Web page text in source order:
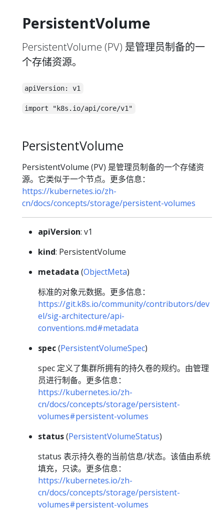
PersistentVolume
PersistentVolume (PV) 是管理员制备的一
个存储资源。
apiVersion: v1
import "k8s.io/api/core/v1"
PersistentVolume
PersistentVolume (PV) 是管理员制备的一个存储资
源。它类似于一个节点。更多信息：
https://kubernetes.io/zh-
cn/docs/concepts/storage/persistent-volumes
apiVersion: v1
kind: PersistentVolume
metadata (ObjectMeta)
标准的对象元数据。更多信息：
https://git.k8s.io/community/contributors/dev
el/sig-architecture/api-
conventions.md#metadata
spec(PersistentVolumeSpec)
spec 定义了集群所拥有的持久卷的规约。由管理
员进行制备。更多信息：
https://kubernetes.io/zh-
cn/docs/concepts/storage/persistent-
volumes#persistent-volumes
status(PersistentVolumeStatus)
status 表示持久卷的当前信息/状态。该值由系统
填充，只读。更多信息：
https://kubernetes.io/zh-
cn/docs/concepts/storage/persistent-
volumes#persistent-volumes